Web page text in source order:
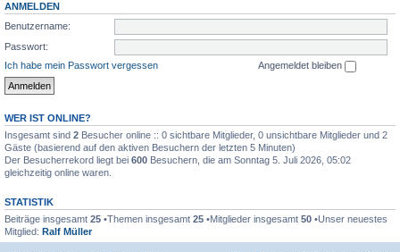
ANMELDEN
Benutzername:
Passwort:
Ich habe mein Passwort vergessen
Angemeldet bleiben
WER IST ONLINE?
Insgesamt sind 2 Besucher online :: 0 sichtbare Mitglieder, 0 unsichtbare Mitglieder und 2
Gäste (basierend auf den aktiven Besuchern der letzten 5 Minuten)
Der Besucherrekord liegt bei 600 Besuchern, die am Sonntag 5. Juli 2026, 05:02
gleichzeitig online waren.
STATISTIK
Beiträge insgesamt 25 •Themen insgesamt 25 •Mitglieder insgesamt 50 •Unser neuestes
Mitglied: Ralf Müller